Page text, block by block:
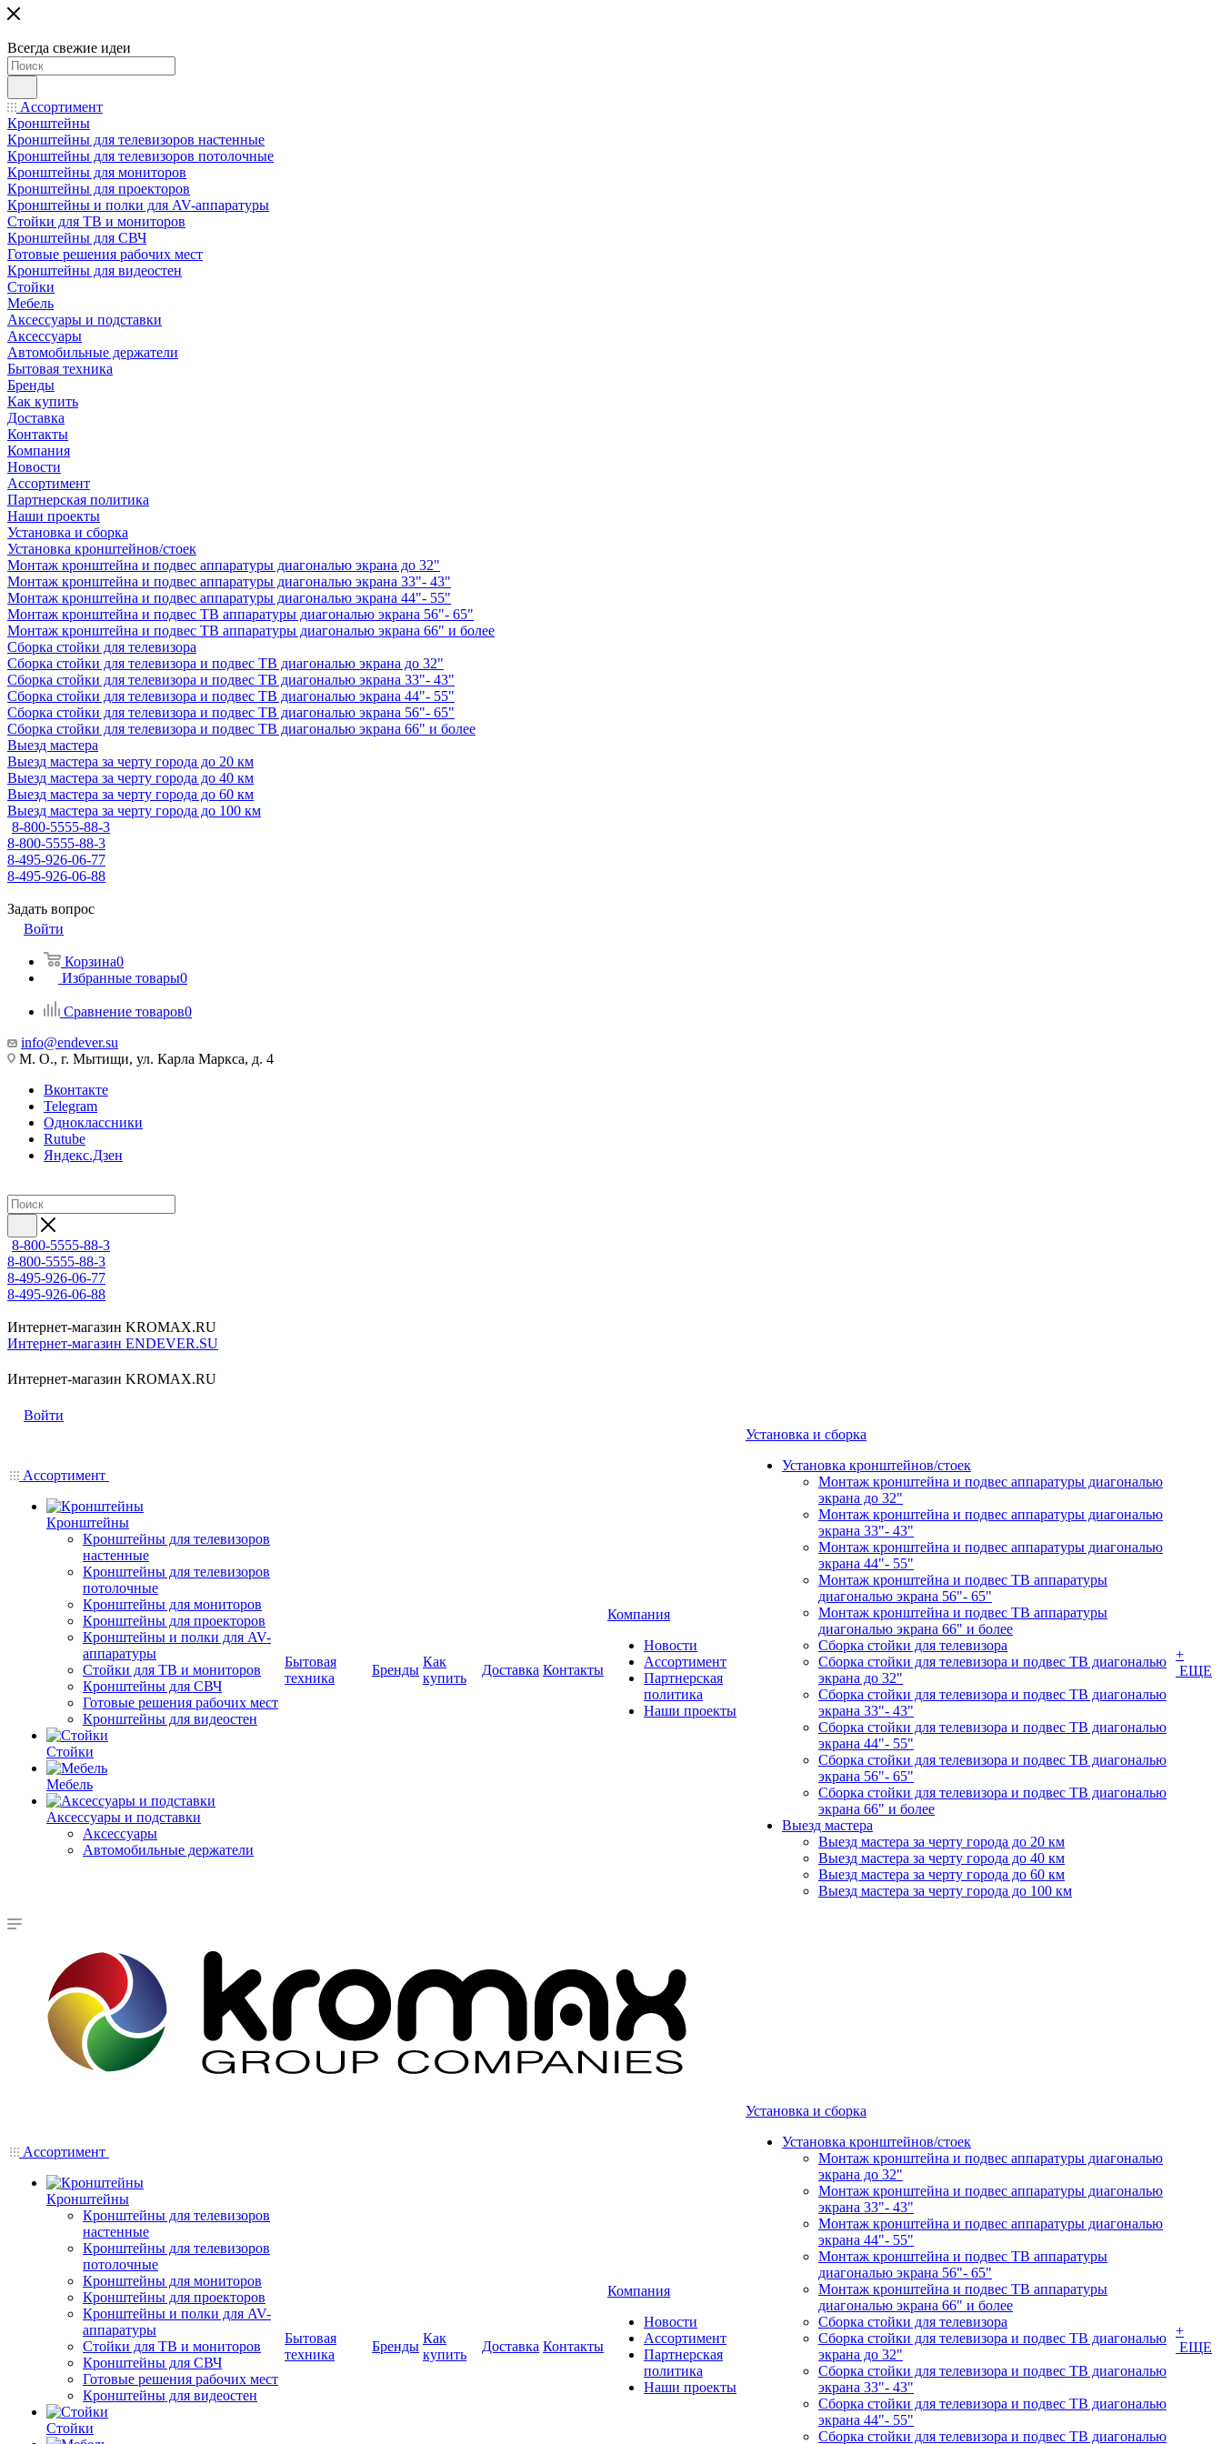
Всегда свежие идеи
Ассортимент
Кронштейны
Кронштейны для телевизоров настенные
Кронштейны для телевизоров потолочные
Кронштейны для мониторов
Кронштейны для проекторов
Кронштейны и полки для AV-аппаратуры
Стойки для ТВ и мониторов
Кронштейны для СВЧ
Готовые решения рабочих мест
Кронштейны для видеостен
Стойки
Мебель
Аксессуары и подставки
Аксессуары
Автомобильные держатели
Бытовая техника
Бренды
Как купить
Доставка
Контакты
Компания
Новости
Ассортимент
Партнерская политика
Наши проекты
Установка и сборка
Установка кронштейнов/стоек
Монтаж кронштейна и подвес аппаратуры диагональю экрана до 32"
Монтаж кронштейна и подвес аппаратуры диагональю экрана 33"- 43"
Монтаж кронштейна и подвес аппаратуры диагональю экрана 44"- 55"
Монтаж кронштейна и подвес ТВ аппаратуры диагональю экрана 56"- 65"
Монтаж кронштейна и подвес ТВ аппаратуры диагональю экрана 66" и более
Сборка стойки для телевизора
Сборка стойки для телевизора и подвес ТВ диагональю экрана до 32"
Сборка стойки для телевизора и подвес ТВ диагональю экрана 33"- 43"
Сборка стойки для телевизора и подвес ТВ диагональю экрана 44"- 55"
Сборка стойки для телевизора и подвес ТВ диагональю экрана 56"- 65"
Сборка стойки для телевизора и подвес ТВ диагональю экрана 66" и более
Выезд мастера
Выезд мастера за черту города до 20 км
Выезд мастера за черту города до 40 км
Выезд мастера за черту города до 60 км
Выезд мастера за черту города до 100 км
8-800-5555-88-3
8-800-5555-88-3
8-495-926-06-77
8-495-926-06-88
Задать вопрос
Войти
Корзина0
Избранные товары0
Сравнение товаров0
info@endever.su
М. О., г. Мытищи, ул. Карла Маркса, д. 4
Вконтакте
Telegram
Одноклассники
Rutube
Яндекс.Дзен
8-800-5555-88-3
8-800-5555-88-3
8-495-926-06-77
8-495-926-06-88
Интернет-магазин KROMAX.RU
Интернет-магазин ENDEVER.SU
Интернет-магазин KROMAX.RU
Войти
Ассортимент
Кронштейны
Кронштейны для телевизоров
настенные
Кронштейны для телевизоров
потолочные
Кронштейны для мониторов
Кронштейны для проекторов
Кронштейны и полки для AV-
аппаратуры
Стойки для ТВ и мониторов
Кронштейны для СВЧ
Готовые решения рабочих мест
Кронштейны для видеостен
Стойки
Мебель
Аксессуары и подставки
Аксессуары
Автомобильные держатели
Бытовая
техника
Бренды
Как
купить
Доставка Контакты
Компания
Новости
Ассортимент
Партнерская
политика
Наши проекты
Установка и сборка
Установка кронштейнов/стоек
Монтаж кронштейна и подвес аппаратуры диагональю
экрана до 32"
Монтаж кронштейна и подвес аппаратуры диагональю
экрана 33"- 43"
Монтаж кронштейна и подвес аппаратуры диагональю
экрана 44"- 55"
Монтаж кронштейна и подвес ТВ аппаратуры
диагональю экрана 56"- 65"
Монтаж кронштейна и подвес ТВ аппаратуры
диагональю экрана 66" и более
Сборка стойки для телевизора
Сборка стойки для телевизора и подвес ТВ диагональю
экрана до 32"
Сборка стойки для телевизора и подвес ТВ диагональю
экрана 33"- 43"
Сборка стойки для телевизора и подвес ТВ диагональю
экрана 44"- 55"
Сборка стойки для телевизора и подвес ТВ диагональю
экрана 56"- 65"
Сборка стойки для телевизора и подвес ТВ диагональю
экрана 66" и более
Выезд мастера
Выезд мастера за черту города до 20 км
Выезд мастера за черту города до 40 км
Выезд мастера за черту города до 60 км
Выезд мастера за черту города до 100 км
+
ЕЩЕ
Ассортимент
Кронштейны
Кронштейны для телевизоров
настенные
Кронштейны для телевизоров
потолочные
Кронштейны для мониторов
Кронштейны для проекторов
Кронштейны и полки для AV-
аппаратуры
Стойки для ТВ и мониторов
Кронштейны для СВЧ
Готовые решения рабочих мест
Кронштейны для видеостен
Стойки
Бытовая
техника
Бренды
Как
купить
Доставка Контакты
Компания
Новости
Ассортимент
Партнерская
политика
Наши проекты
Установка и сборка
Установка кронштейнов/стоек
Монтаж кронштейна и подвес аппаратуры диагональю
экрана до 32"
Монтаж кронштейна и подвес аппаратуры диагональю
экрана 33"- 43"
Монтаж кронштейна и подвес аппаратуры диагональю
экрана 44"- 55"
Монтаж кронштейна и подвес ТВ аппаратуры
диагональю экрана 56"- 65"
Монтаж кронштейна и подвес ТВ аппаратуры
диагональю экрана 66" и более
Сборка стойки для телевизора
Сборка стойки для телевизора и подвес ТВ диагональю
экрана до 32"
Сборка стойки для телевизора и подвес ТВ диагональю
экрана 33"- 43"
Сборка стойки для телевизора и подвес ТВ диагональю
экрана 44"- 55"
Сборка стойки для телевизора и подвес ТВ диагональю
+
ЕЩЕ